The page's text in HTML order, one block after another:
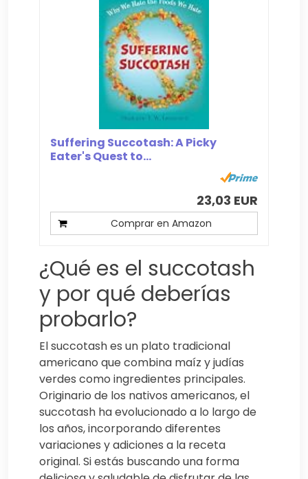
Suffering Succotash: A Picky
Eater's Quest to...
23,03 EUR
Comprar en Amazon
¿Qué es el succotash
y por qué deberías
probarlo?
El succotash es un plato tradicional
americano que combina maíz y judías
verdes como ingredientes principales.
Originario de los nativos americanos, el
succotash ha evolucionado a lo largo de
los años, incorporando diferentes
variaciones y adiciones a la receta
original. Si estás buscando una forma